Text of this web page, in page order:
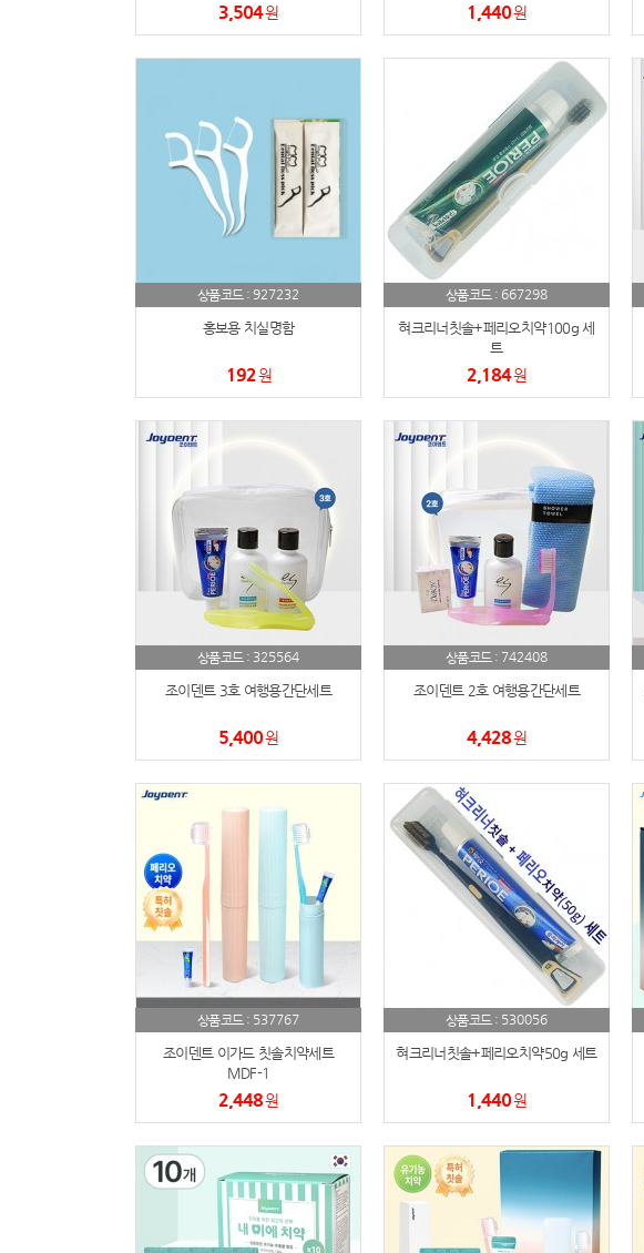
AP-100071
26 보냉
27 AP-100052
3,504원 1,440원
상품코드 : 927232
홍보용 치실명함
192원
상품코드 : 667298
혀크리너칫솔+페리오치약100g 세
트
2,184원
상품코드 : 325564
조이덴트 3호 여행용간단세트
5,400원
상품코드 : 742408
조이덴트 2호 여행용간단세트
4,428원
상품코드 : 537767
조이덴트 이가드 칫솔치약세트
MDF-1
2,448원
상품코드 : 530056
혀크리너칫솔+페리오치약50g 세트
1,440원